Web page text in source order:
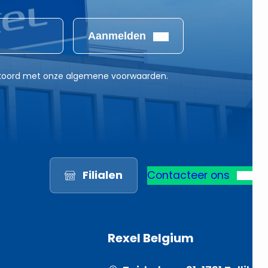
Aanmelden
met onze algemene voorwaarden.
Filialen Contacteer ons
Rexel Belgium